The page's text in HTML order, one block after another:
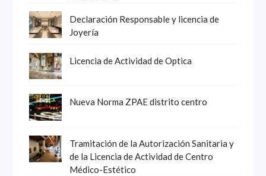
Declaración Responsable y licencia de
Joyería
Licencia de Actividad de Optica
Nueva Norma ZPAE distrito centro
Tramitación de la Autorización Sanitaria y
de la Licencia de Actividad de Centro
Médico-Estético